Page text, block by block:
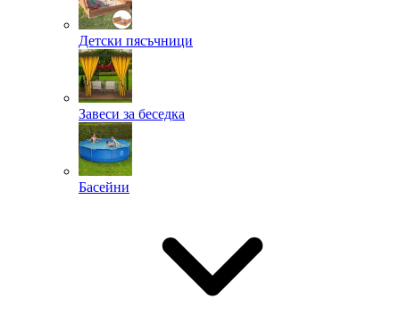
Детски пясъчници
Завеси за беседка
Басейни